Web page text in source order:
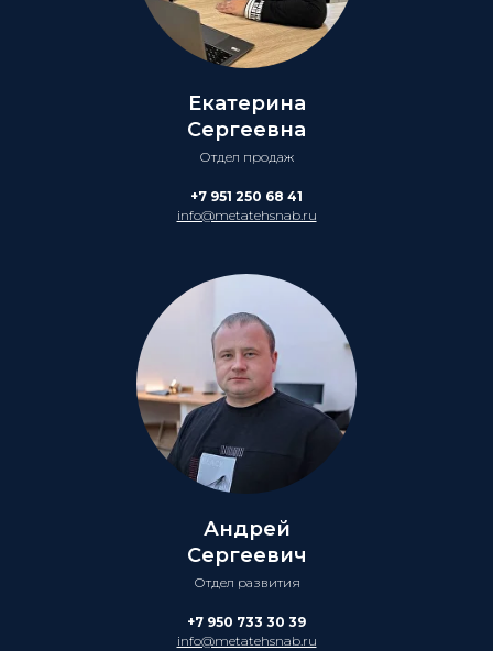
Екатерина
Сергеевна
Отдел продаж
+7 951 250 68 41
info@metatehsnab.ru
Андрей
Сергеевич
Отдел развития
+7 950 733 30 39
info@metatehsnab.ru